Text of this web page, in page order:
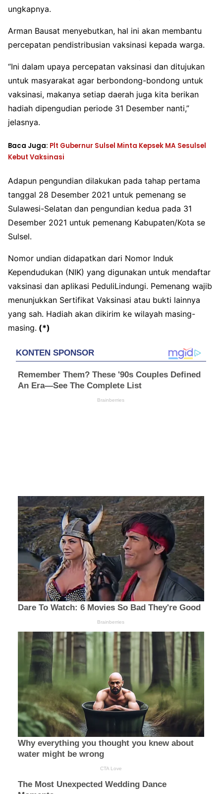
ungkapnya.
Arman Bausat menyebutkan, hal ini akan membantu
percepatan pendistribusian vaksinasi kepada warga.
“Ini dalam upaya percepatan vaksinasi dan ditujukan
untuk masyarakat agar berbondong-bondong untuk
vaksinasi, makanya setiap daerah juga kita berikan
hadiah dipengudian periode 31 Desember nanti,”
jelasnya.
Baca Juga: Plt Gubernur Sulsel Minta Kepsek MA Sesulsel
Kebut Vaksinasi
Adapun pengundian dilakukan pada tahap pertama
tanggal 28 Desember 2021 untuk pemenang se
Sulawesi-Selatan dan pengundian kedua pada 31
Desember 2021 untuk pemenang Kabupaten/Kota se
Sulsel.
Nomor undian didapatkan dari Nomor Induk
Kependudukan (NIK) yang digunakan untuk mendaftar
vaksinasi dan aplikasi PeduliLindungi. Pemenang wajib
menunjukkan Sertifikat Vaksinasi atau bukti lainnya
yang sah. Hadiah akan dikirim ke wilayah masing-
masing. (*)